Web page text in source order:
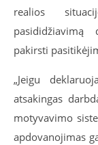
realios
pakirsti
„Jeigu
atsakingas
motyvavimo
apdovanojimas